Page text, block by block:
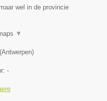
wel in de provincie
▼
(Antwerpen)
-